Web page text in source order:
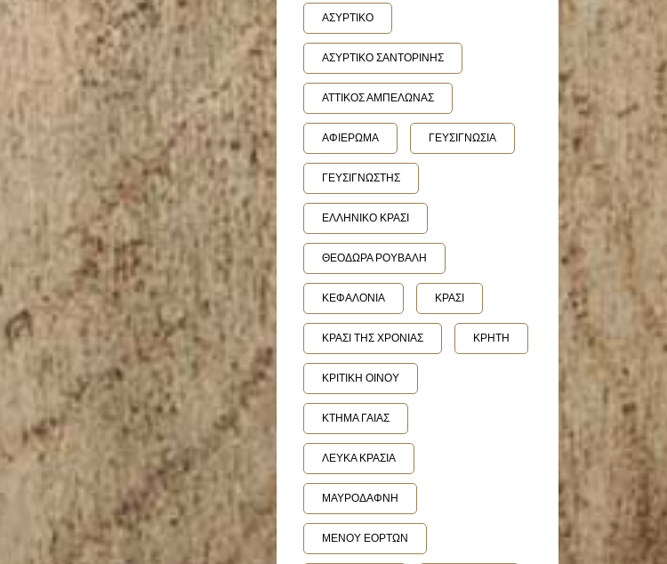
ΑΣΥΡΤΙΚΟ
ΑΣΥΡΤΙΚΟ ΣΑΝΤΟΡΙΝΗΣ
ΑΤΤΙΚΟΣ ΑΜΠΕΛΩΝΑΣ
ΑΦΙΕΡΩΜΑ ΓΕΥΣΙΓΝΩΣΙΑ
ΓΕΥΣΙΓΝΩΣΤΗΣ
ΕΛΛΗΝΙΚΟ ΚΡΑΣΙ
ΘΕΟΔΩΡΑ ΡΟΥΒΑΛΗ
ΚΕΦΑΛΟΝΙΑ ΚΡΑΣΙ
ΚΡΑΣΙ ΤΗΣ ΧΡΟΝΙΑΣ ΚΡΗΤΗ
ΚΡΙΤΙΚΗ ΟΙΝΟΥ
ΚΤΗΜΑ ΓΑΙΑΣ
ΛΕΥΚΑ ΚΡΑΣΙΑ
ΜΑΥΡΟΔΑΦΝΗ
ΜΕΝΟΥ ΕΟΡΤΩΝ